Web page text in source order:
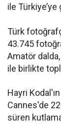
ile Türkiye’ye
Türk
43.745
Amatör
ile birlikte
Hayri
Cannes'de
süren